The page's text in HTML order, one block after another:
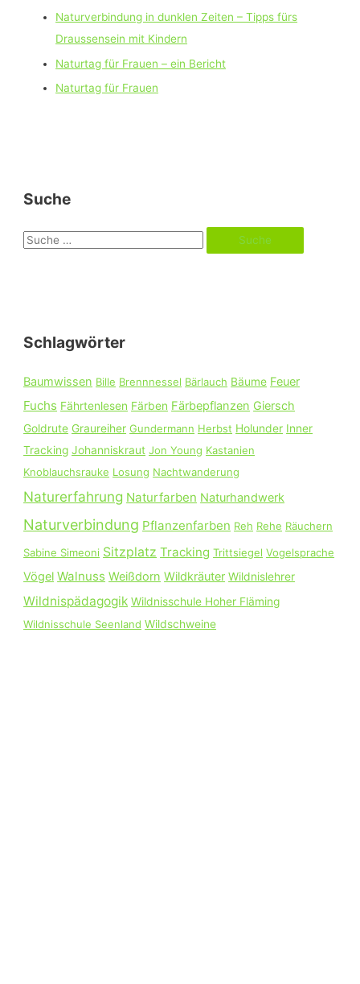
Naturverbindung in dunklen Zeiten – Tipps fürs
Draussensein mit Kindern
Naturtag für Frauen – ein Bericht
Naturtag für Frauen
Suche
S
n
a
c
h
:
Schlagwörter
Baumwissen Bille Brennnessel Bärlauch Bäume Feuer
Fuchs Fährtenlesen Färben Färbepflanzen Giersch
Goldrute Graureiher Gundermann Herbst Holunder Inner
Tracking Johanniskraut Jon Young Kastanien
Knoblauchsrauke Losung Nachtwanderung
Naturerfahrung Naturfarben Naturhandwerk
Naturverbindung Pflanzenfarben Reh Rehe Räuchern
Sabine Simeoni Sitzplatz Tracking Trittsiegel Vogelsprache
Vögel Walnuss Weißdorn Wildkräuter Wildnislehrer
Wildnispädagogik Wildnisschule Hoher Fläming
Wildnisschule Seenland Wildschweine